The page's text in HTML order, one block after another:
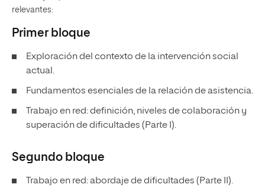
relevantes:
Primer bloque
Exploración del contexto de la intervención social
actual.
Fundamentos esenciales de la relación de asistencia.
Trabajo en red: definición, niveles de colaboración y
superación de dificultades (Parte I).
Segundo bloque
Trabajo en red: abordaje de dificultades (Parte II).